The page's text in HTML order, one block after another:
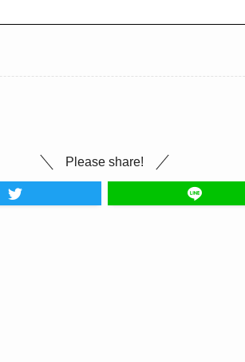
Please share!